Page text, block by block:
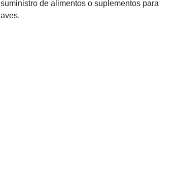
suministro de alimentos o suplementos para
aves.